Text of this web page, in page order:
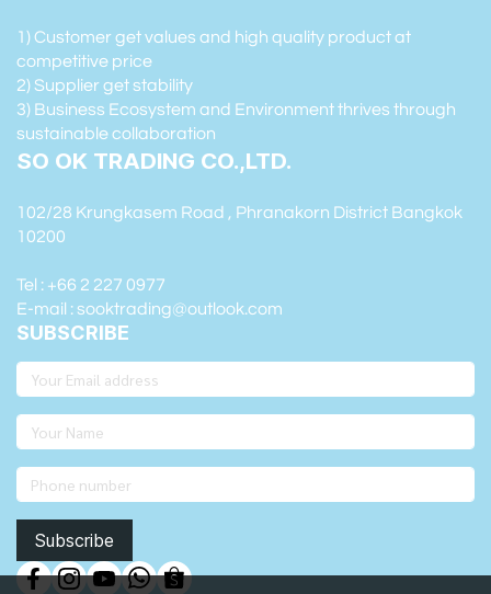
1) Customer get values and high quality product at
competitive price
2) Supplier get stability
3) Business Ecosystem and Environment thrives through
sustainable collaboration
SO OK TRADING CO.,LTD.
102/28 Krungkasem Road , Phranakorn District Bangkok
10200
Tel : +66 2 227 0977
E-mail : sooktrading@outlook.com
SUBSCRIBE
Subscribe